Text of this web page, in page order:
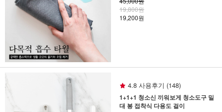
19,800원
19,200원
4.8 사용후기 (148)
1+1+1 청소신 끼워보게 청소도구 밀
대 봉 접착식 다용도 걸이